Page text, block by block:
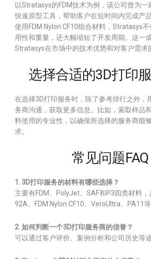
以Stratasys的FDM技术为例，该公司曾为一
快速原型工具，帮助客户在短时间内完成产
使用FDM Nylon CF10组合材料，Stratasys
用性和重量，还大幅缩短了开发周期。这一
Stratasys在市场中的技术优势和对客户需求
选择合适的3D打印
在选择3D打印服务时，除了参考排行之外，
务商沟通，获取更多信息。比如，索取样品
料使用的专业性，以确保所选择的服务商能
求。
常见问题FAQ
1. 3D打印服务的材料有哪些选择？
主要有FDM、PolyJet、SAF和P3四类材料，
92A、FDM Nylon CF10、VeroUltra、PA11等
2. 如何判断一个3D打印服务商的信誉？
可以通过客户评价、案例分析和公司历史等